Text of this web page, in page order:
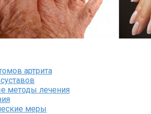
артрита
методы лечения
меры